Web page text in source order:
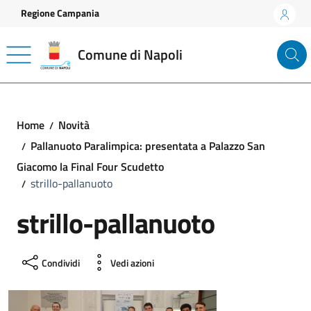
Vai ai contenuti
Vai al footer
Regione Campania
Comune di Napoli
Home
Novità
Pallanuoto Paralimpica: presentata a Palazzo San
Giacomo la Final Four Scudetto
strillo-pallanuoto
strillo-pallanuoto
Condividi Vedi azioni